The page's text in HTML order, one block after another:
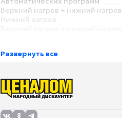
Верхний нагрев + нижний нагрев
Нижний нагрев
Большой гриль (двойной гриль)
Умный дом
Экосистема Умного дома
Безопасность
Газ-контроль
Развернуть все